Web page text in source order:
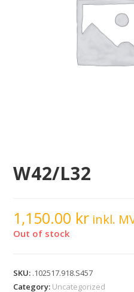
W42/L32
1,150.00 kr inkl.
Out of stock
SKU: .102517.918.S457
Category: Uncategorized